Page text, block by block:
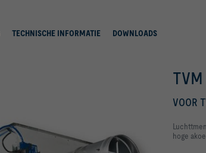
TECHNISCHE INFORMATIE DOWNLOADS
TVM
VOOR
hoge